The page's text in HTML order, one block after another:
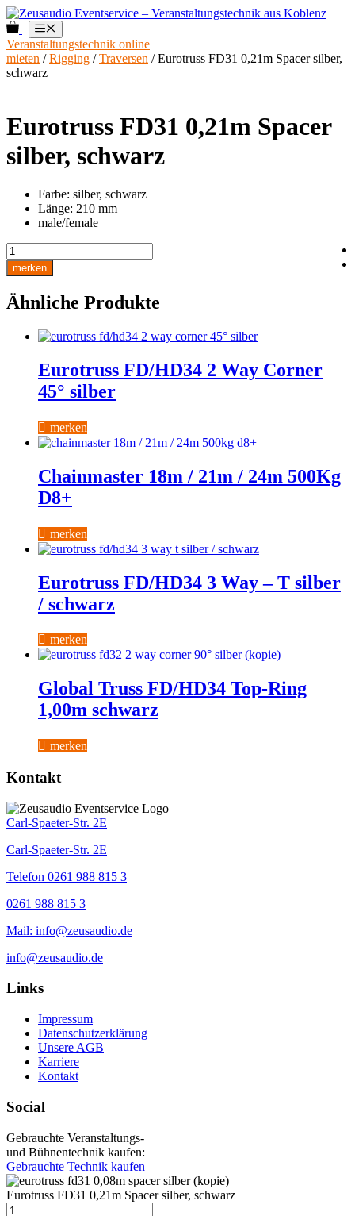
Zum
Inhalt
springen
Menü
Veranstaltungstechnik online
mieten /Rigging /Traversen / Eurotruss FD31 0,21m Spacer silber,
schwarz
Eurotruss FD31 0,21m Spacer
silber, schwarz
Farbe: silber, schwarz
Länge: 210 mm
male/female
Eurotruss
FD31
0,21m
Spacer
silber,
Menge
merken
Ähnliche Produkte
Eurotruss FD/HD34 2 Way Corner
45° silber
merken
Chainmaster 18m / 21m / 24m 500Kg
D8+
merken
Eurotruss FD/HD34 3 Way – T silber
/ schwarz
merken
Global Truss FD/HD34 Top-Ring
1,00m schwarz
merken
Kontakt
Carl-Spaeter-Str. 2E
Carl-Spaeter-Str. 2E
Telefon 0261 988 815 3
0261 988 815 3
Mail: info@zeusaudio.de
info@zeusaudio.de
Links
Impressum
Datenschutzerklärung
Unsere AGB
Karriere
Kontakt
Social
Gebrauchte Veranstaltungs-
und Bühnentechnik kaufen:
Gebrauchte Technik kaufen
Eurotruss FD31 0,21m Spacer silber, schwarz
Eurotruss